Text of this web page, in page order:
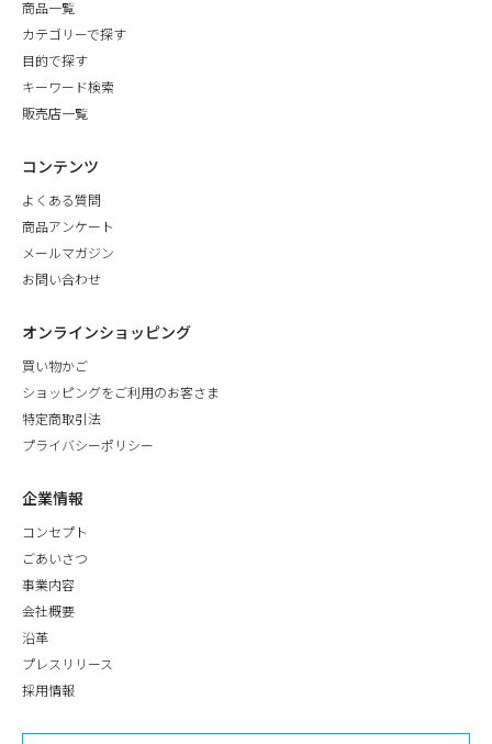
商品一覧
カテゴリーで探す
目的で探す
キーワード検索
販売店一覧
コンテンツ
よくある質問
商品アンケート
メールマガジン
お問い合わせ
オンラインショッピング
買い物かご
ショッピングをご利用のお客さま
特定商取引法
プライバシーポリシー
企業情報
コンセプト
ごあいさつ
事業内容
会社概要
沿革
プレスリリース
採用情報